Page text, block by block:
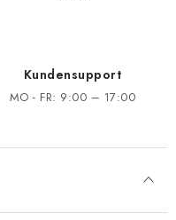
Kundensupport
MO - FR: 9:00 – 17:00